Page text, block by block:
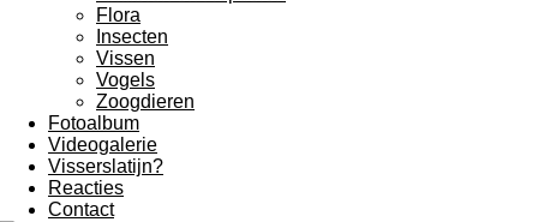
Flora
Insecten
Vissen
Vogels
Zoogdieren
Fotoalbum
Videogalerie
Visserslatijn?
Reacties
Contact